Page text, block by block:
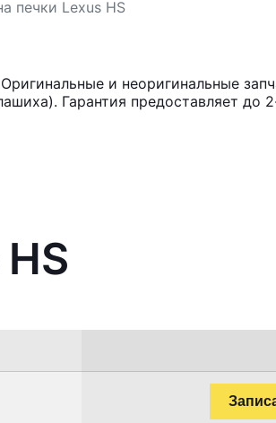
печки Lexus HS
и неоригинальные
Гарантия предоставляет до